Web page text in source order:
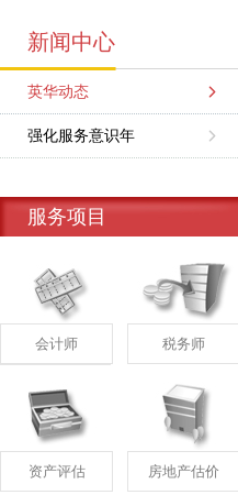
新闻中心
英华动态
强化服务意识年
服务项目
会计师 税务师
资产评估 房地产估价